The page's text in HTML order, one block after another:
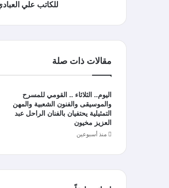
للكاتب علي
مقالات ذات صلة
اليوم.. الثلاثاء .. القومي للمسرح
والموسيقى والفنون الشعبية والمهن
التمثيلية يحتفيان بالفنان الراحل عبد
العزيز مخيون
منذ أسبوعين